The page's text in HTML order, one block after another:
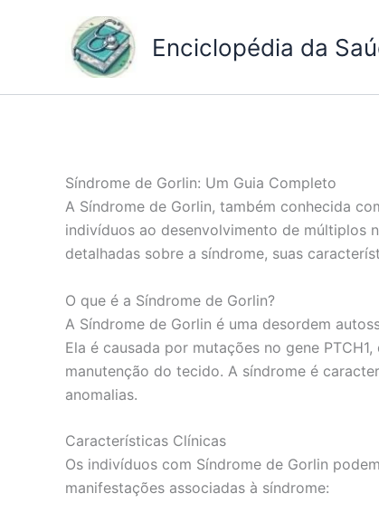
Enciclopédia da
Síndrome de Gorlin: Um Guia Completo
A Síndrome de Gorlin, também conhecida
indivíduos ao desenvolvimento de múltiplos
detalhadas sobre a síndrome, suas
O que é a Síndrome de Gorlin?
A Síndrome de Gorlin é uma desordem
Ela é causada por mutações no gene
manutenção do tecido. A síndrome é
anomalias.
Características Clínicas
Os indivíduos com Síndrome de Gorlin
manifestações associadas à síndrome: